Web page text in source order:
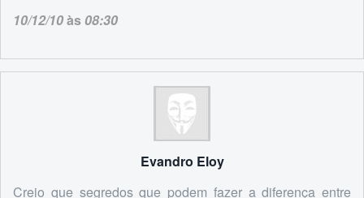
10/12/10às08:30
Evandro Eloy
Creio que segredos que podem fazer a diferença entre